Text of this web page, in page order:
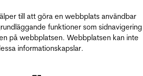
till att göra en webbplats användbar
funktioner som
på webbplatsen. Webbplatsen kan inte
informationskapslar.